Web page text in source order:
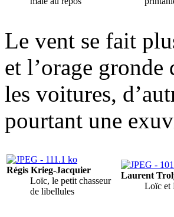
Le vent se fait
et l’orage
les voitures,
pourtant une
Régis Krieg-Jacquier
Loïc, le petit chasseur
de libellules
Laurent
Loïc et